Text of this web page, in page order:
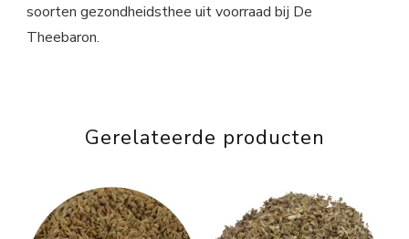
soorten gezondheidsthee uit voorraad bij De
Theebaron.
Gerelateerde producten